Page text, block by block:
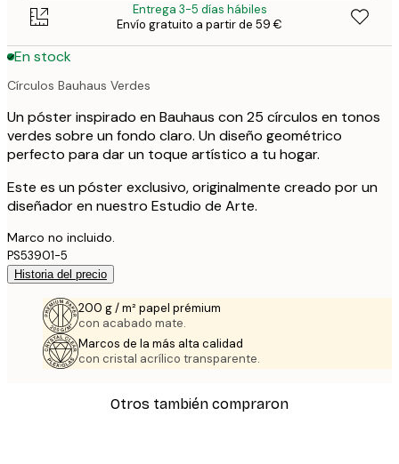
Entrega 3-5 días hábiles
Envío gratuito a partir de 59 €
En stock
Círculos Bauhaus Verdes
Un póster inspirado en Bauhaus con 25 círculos en tonos
verdes sobre un fondo claro. Un diseño geométrico
perfecto para dar un toque artístico a tu hogar.
Este es un póster exclusivo, originalmente creado por un
diseñador en nuestro Estudio de Arte.
Marco no incluido.
PS53901-5
Historia del precio
200 g / m² papel prémium
con acabado mate.
Marcos de la más alta calidad
con cristal acrílico transparente.
Otros también compraron